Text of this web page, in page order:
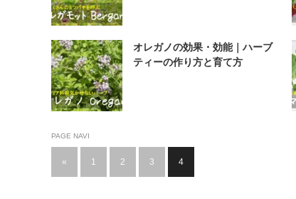
オレガノの効果・効能｜ハーブ
ティーの作り方と育て方
PAGE NAVI
« 1 2 3 4